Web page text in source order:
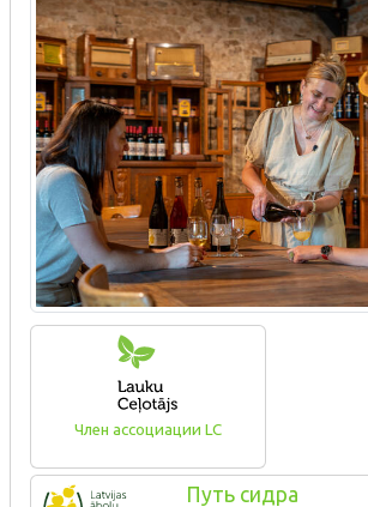
Член ассоциации LC
Путь сидра